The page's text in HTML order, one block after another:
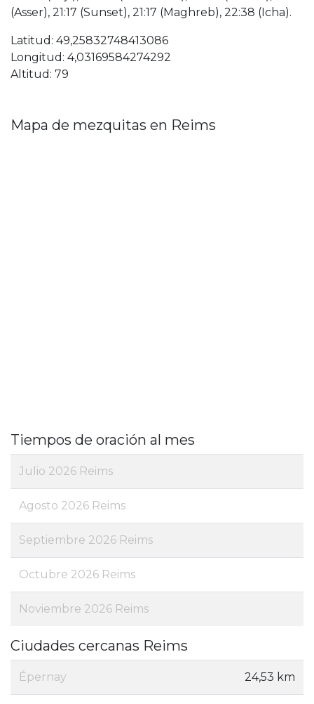
(Asser), 21:17 (Sunset), 21:17 (Maghreb), 22:38 (Icha).
Latitud: 49,25832748413086
Longitud: 4,03169584274292
Altitud: 79
Mapa de mezquitas en Reims
Tiempos de oración al mes
Julio 2026 Reims
Agosto 2026 Reims
Septiembre 2026 Reims
Octubre 2026 Reims
Noviembre 2026 Reims
Ciudades cercanas Reims
Épernay 24,53 km